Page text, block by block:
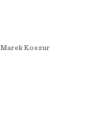
Marek Koszur